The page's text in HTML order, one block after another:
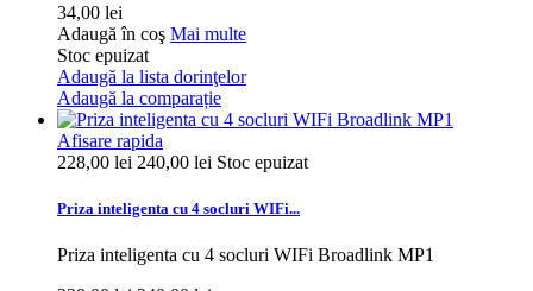
34,00 lei
Adaugă în coş Mai multe
Stoc epuizat
Adaugă la lista dorinţelor
Adaugă la comparație
Afisare rapida
228,00 lei 240,00 lei Stoc epuizat
Priza inteligenta cu 4 socluri WIFi...
Priza inteligenta cu 4 socluri WIFi Broadlink MP1